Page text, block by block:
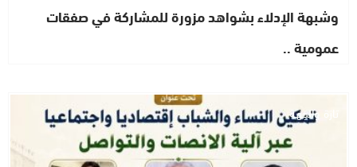
وشبهة الإدلاء بشواهد مزورة للمشاركة في صفقات
عمومية ..
تازة والجهة